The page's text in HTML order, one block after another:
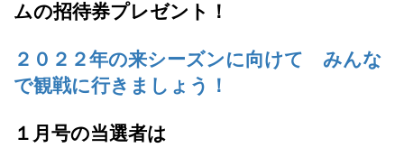
ムの招待券プレゼント！
２０２２年の来シーズンに向けて みんな
で観戦に行きましょう！
１月号の当選者は